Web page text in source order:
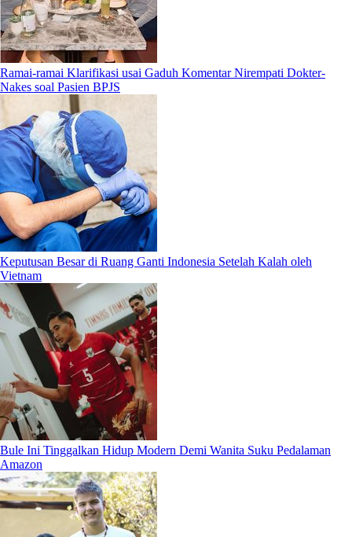
Ramai-ramai Klarifikasi usai Gaduh Komentar Nirempati Dokter-
Nakes soal Pasien BPJS
Keputusan Besar di Ruang Ganti Indonesia Setelah Kalah oleh
Vietnam
Bule Ini Tinggalkan Hidup Modern Demi Wanita Suku Pedalaman
Amazon